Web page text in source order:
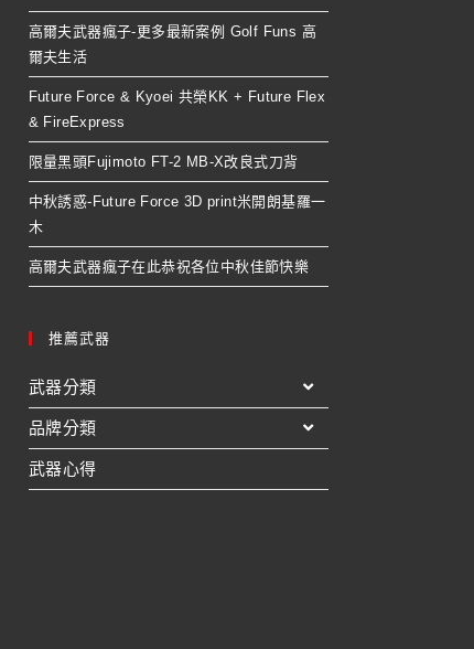
高爾夫武器瘋子-更多最新案例 Golf Funs 高
爾夫生活
Future Force & Kyoei 共榮KK + Future Flex
& FireExpress
限量黑頭Fujimoto FT-2 MB-X改良式刀背
中秋誘惑-Future Force 3D print米開朗基羅一
木
高爾夫武器瘋子在此恭祝各位中秋佳節快樂
推薦武器
武器分類
品牌分類
武器心得